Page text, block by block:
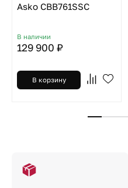
Asko CBB761SSC
В наличии
129 900 ₽
В корзину